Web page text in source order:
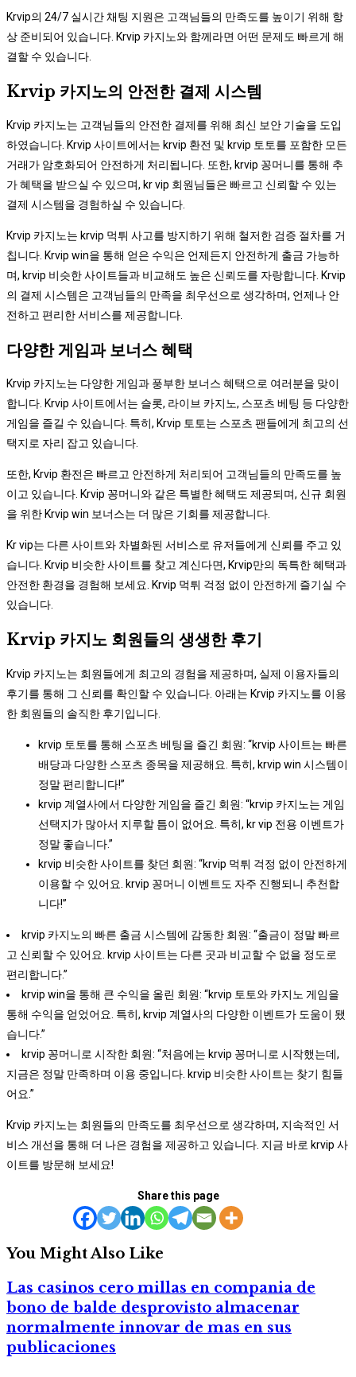
Krvip의 24/7 실시간 채팅 지원은 고객님들의 만족도를 높이기 위해 항
상 준비되어 있습니다. Krvip 카지노와 함께라면 어떤 문제도 빠르게 해
결할 수 있습니다.
Krvip 카지노의 안전한 결제 시스템
Krvip 카지노는 고객님들의 안전한 결제를 위해 최신 보안 기술을 도입
하였습니다. Krvip 사이트에서는 krvip 환전 및 krvip 토토를 포함한 모든
거래가 암호화되어 안전하게 처리됩니다. 또한, krvip 꽁머니를 통해 추
가 혜택을 받으실 수 있으며, kr vip 회원님들은 빠르고 신뢰할 수 있는
결제 시스템을 경험하실 수 있습니다.
Krvip 카지노는 krvip 먹튀 사고를 방지하기 위해 철저한 검증 절차를 거
칩니다. Krvip win을 통해 얻은 수익은 언제든지 안전하게 출금 가능하
며, krvip 비슷한 사이트들과 비교해도 높은 신뢰도를 자랑합니다. Krvip
의 결제 시스템은 고객님들의 만족을 최우선으로 생각하며, 언제나 안
전하고 편리한 서비스를 제공합니다.
다양한 게임과 보너스 혜택
Krvip 카지노는 다양한 게임과 풍부한 보너스 혜택으로 여러분을 맞이
합니다. Krvip 사이트에서는 슬롯, 라이브 카지노, 스포츠 베팅 등 다양한
게임을 즐길 수 있습니다. 특히, Krvip 토토는 스포츠 팬들에게 최고의 선
택지로 자리 잡고 있습니다.
또한, Krvip 환전은 빠르고 안전하게 처리되어 고객님들의 만족도를 높
이고 있습니다. Krvip 꽁머니와 같은 특별한 혜택도 제공되며, 신규 회원
을 위한 Krvip win 보너스는 더 많은 기회를 제공합니다.
Kr vip는 다른 사이트와 차별화된 서비스로 유저들에게 신뢰를 주고 있
습니다. Krvip 비슷한 사이트를 찾고 계신다면, Krvip만의 독특한 혜택과
안전한 환경을 경험해 보세요. Krvip 먹튀 걱정 없이 안전하게 즐기실 수
있습니다.
Krvip 카지노 회원들의 생생한 후기
Krvip 카지노는 회원들에게 최고의 경험을 제공하며, 실제 이용자들의
후기를 통해 그 신뢰를 확인할 수 있습니다. 아래는 Krvip 카지노를 이용
한 회원들의 솔직한 후기입니다.
krvip 토토를 통해 스포츠 베팅을 즐긴 회원: “krvip 사이트는 빠른
배당과 다양한 스포츠 종목을 제공해요. 특히, krvip win 시스템이
정말 편리합니다!”
krvip 계열사에서 다양한 게임을 즐긴 회원: “krvip 카지노는 게임
선택지가 많아서 지루할 틈이 없어요. 특히, kr vip 전용 이벤트가
정말 좋습니다.”
krvip 비슷한 사이트를 찾던 회원: “krvip 먹튀 걱정 없이 안전하게
이용할 수 있어요. krvip 꽁머니 이벤트도 자주 진행되니 추천합
니다!”
krvip 카지노의 빠른 출금 시스템에 감동한 회원: “출금이 정말 빠르
고 신뢰할 수 있어요. krvip 사이트는 다른 곳과 비교할 수 없을 정도로
편리합니다.”
krvip win을 통해 큰 수익을 올린 회원: “krvip 토토와 카지노 게임을
통해 수익을 얻었어요. 특히, krvip 계열사의 다양한 이벤트가 도움이 됐
습니다.”
krvip 꽁머니로 시작한 회원: “처음에는 krvip 꽁머니로 시작했는데,
지금은 정말 만족하며 이용 중입니다. krvip 비슷한 사이트는 찾기 힘들
어요.”
Krvip 카지노는 회원들의 만족도를 최우선으로 생각하며, 지속적인 서
비스 개선을 통해 더 나은 경험을 제공하고 있습니다. 지금 바로 krvip 사
이트를 방문해 보세요!
Share this page
You Might Also Like
Las casinos cero millas en compania de
bono de balde desprovisto almacenar
normalmente innovar de mas en sus
publicaciones